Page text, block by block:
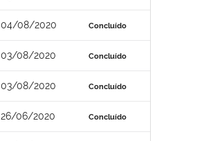
04/08/2020 Concluído
03/08/2020 Concluído
03/08/2020 Concluído
26/06/2020 Concluído